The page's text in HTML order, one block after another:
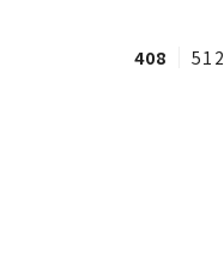
408 512